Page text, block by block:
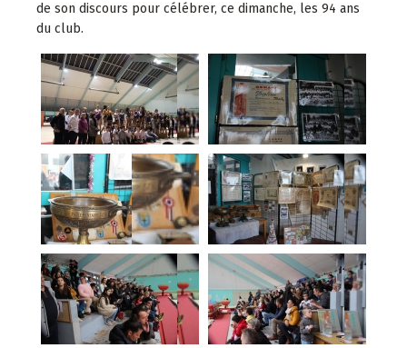
de son discours pour célébrer, ce dimanche, les 94 ans
du club.